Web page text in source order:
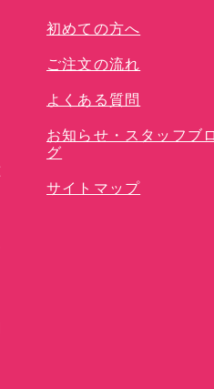
初めての方へ
ご注文の流れ
よくある質問
お知らせ・スタッフブロ
グ
サイトマップ